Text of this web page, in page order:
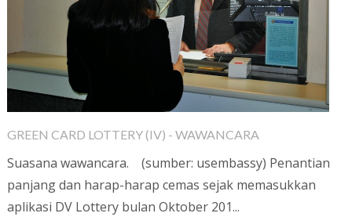
GREEN CARD LOTTERY (IV) - WAWANCARA
Suasana wawancara. (sumber: usembassy) Penantian
panjang dan harap-harap cemas sejak memasukkan
aplikasi DV Lottery bulan Oktober 201...